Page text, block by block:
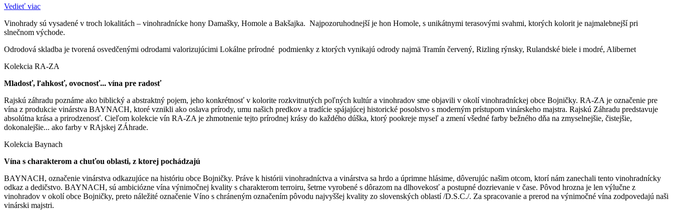
Vedieť viac
Vinohrady sú vysadené v troch lokalitách – vinohradnícke hony Damašky, Homole a Bakšajka. Najpozoruhodnejší je hon Homole, s unikátnymi terasovými svahmi, ktorých kolorit je najmalebnejší pri
slnečnom východe.
Odrodová skladba je tvorená osvedčenými odrodami valorizujúcimi Lokálne prírodné podmienky z ktorých vynikajú odrody najmä Tramín červený, Rizling rýnsky, Rulandské biele i modré, Alibernet
Kolekcia RA-ZA
Mladosť, ľahkosť, ovocnosť... vína pre radosť
Rajskú záhradu poznáme ako biblický a abstraktný pojem, jeho konkrétnosť v kolorite rozkvitnutých poľných kultúr a vinohradov sme objavili v okolí vinohradníckej obce Bojničky. RA-ZA je označenie pre
vína z produkcie vinárstva BAYNACH, ktoré vznikli ako oslava prírody, umu našich predkov a tradície spájajúcej historické posolstvo s moderným prístupom vinárskeho majstra. Rajskú Záhradu predstavuje
absolútna krása a prirodzenosť. Cieľom kolekcie vín RA-ZA je zhmotnenie tejto prírodnej krásy do každého dúška, ktorý pookreje myseľ a zmení všedné farby bežného dňa na zmyselnejšie, čistejšie,
dokonalejšie... ako farby v RAjskej ZÁhrade.
Kolekcia Baynach
Vína s charakterom a chuťou oblasti, z ktorej pochádzajú
BAYNACH, označenie vinárstva odkazujúce na históriu obce Bojničky. Práve k histórii vinohradníctva a vinárstva sa hrdo a úprimne hlásime, dôverujúc našim otcom, ktorí nám zanechali tento vinohradnícky
odkaz a dedičstvo. BAYNACH, sú ambiciózne vína výnimočnej kvality s charakterom terroiru, šetrne vyrobené s dôrazom na dlhovekosť a postupné dozrievanie v čase. Pôvod hrozna je len výlučne z
vinohradov v okolí obce Bojničky, preto náležité označenie Víno s chráneným označením pôvodu najvyššej kvality zo slovenských oblastí /D.S.C./. Za spracovanie a prerod na výnimočné vína zodpovedajú naši
vinárski majstri.